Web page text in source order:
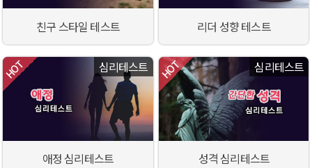
친구 스타일 테스트 리더 성향 테스트
심리테스트
애정 심리테스트
심리테스트
성격 심리테스트